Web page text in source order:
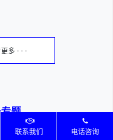
多 · · ·
题
深耕厚积————
联系我们 电话咨询